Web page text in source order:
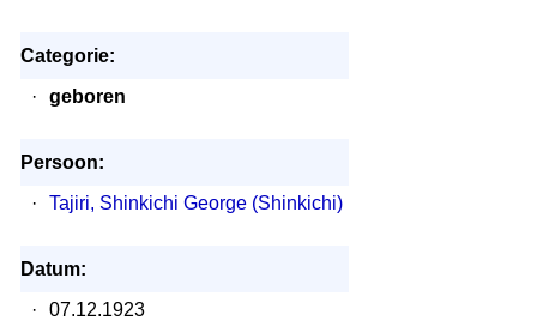
Categorie:
·
geboren
Persoon:
·
Tajiri, Shinkichi George (Shinkichi)
Datum:
·
07.12.1923